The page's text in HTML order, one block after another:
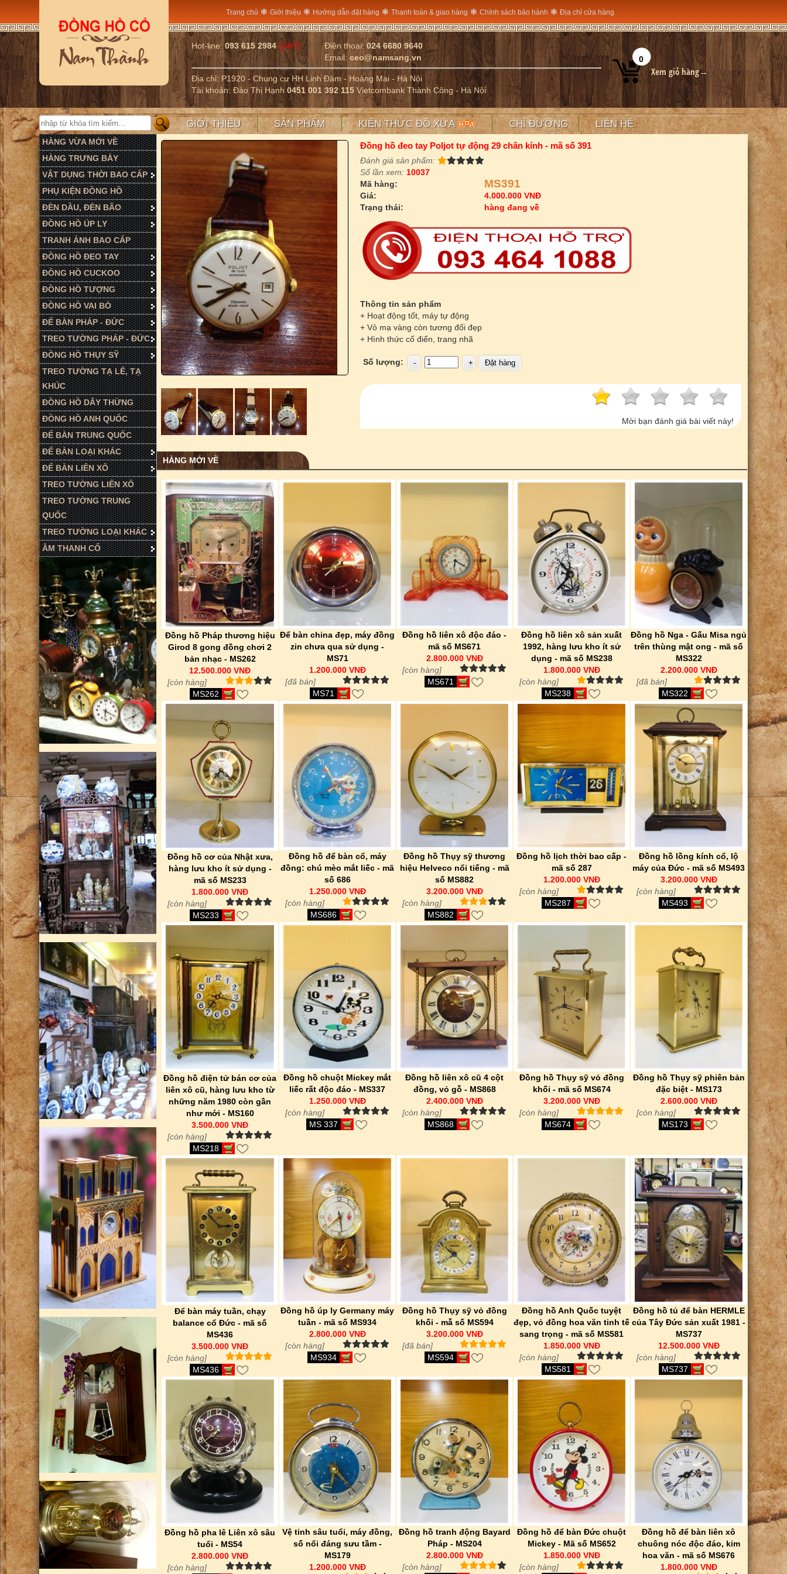
Trang chủ ❃ Giới thiệu ❃ Hướng dẫn đặt hàng ❃ Thanh toán & giao hàng ❃ Chính sách bảo hành ❃ Địa chỉ cửa hàng
0
Xem giỏ hàng→
Hot-line:093 615 2984 (24/7) Điện thoại:024 6680 9640
Email:ceo@namsang.vn
Địa chỉ: P1920 - Chung cư HH Linh Đàm - Hoàng Mai - Hà Nội
Tài khoản: Đào Thị Hạnh0451 001 392 115 Vietcombank Thành Công - Hà Nội
GIỚI THIỆU SẢN PHẨM KIẾN THỨC ĐỒ XƯA CHỈ ĐƯỜNG LIÊN HỆ
HÀNG VỪA MỚI VỀ
HÀNG TRƯNG BÀY
VẬT DỤNG THỜI BAO CẤP
PHỤ KIỆN ĐỒNG HỒ
ĐÈN DẦU, ĐÈN BÃO
ĐỒNG HỒ ÚP LY
TRANH ẢNH BAO CẤP
ĐỒNG HỒ ĐEO TAY
ĐỒNG HỒ CUCKOO
ĐỒNG HỒ TƯỢNG
ĐỒNG HỒ VAI BÒ
ĐỂ BÀN PHÁP - ĐỨC
TREO TƯỜNG PHÁP - ĐỨC
ĐỒNG HỒ THỤY SỸ
TREO TƯỜNG TẠ LÊ, TẠ
KHÚC
ĐỒNG HỒ DÂY THỪNG
ĐỒNG HỒ ANH QUỐC
ĐỂ BÀN TRUNG QUỐC
ĐỂ BÀN LOẠI KHÁC
ĐỂ BÀN LIÊN XÔ
TREO TƯỜNG LIÊN XÔ
TREO TƯỜNG TRUNG
QUỐC
TREO TƯỜNG LOẠI KHÁC
ÂM THANH CỔ
Đồng hồ đeo tay Poljot tự động 29 chân kính - mã số 391
Đánh giá sản phẩm:
Số lần xem: 10037
Mã hàng:
MS391
Giá:
4.000.000 VNĐ
Trạng thái:
hàng đang về
Thông tin sản phẩm
+ Hoạt động tốt, máy tự động
+ Vỏ mạ vàng còn tương đối đẹp
+ Hình thức cổ điển, trang nhã
Số lượng:
Mời bạn đánh giá bài viết này!
HÀNG MỚI VỀ
Đồng hồ Pháp thương hiệu
Girod 8 gong đồng chơi 2
bản nhạc - MS262
12.500.000 VNĐ
[còn hàng]
MS262
Để bàn china đẹp, máy đồng
zin chưa qua sử dụng -
MS71
1.200.000 VNĐ
[đã bán]
MS71
Đồng hồ liên xô độc đáo -
mã số MS671
2.800.000 VNĐ
[còn hàng]
MS671
Đồng hồ liên xô sản xuất
1992, hàng lưu kho ít sử
dụng - mã số MS238
1.800.000 VNĐ
[còn hàng]
MS238
Đồng hồ Nga - Gấu Misa ngủ
trên thùng mật ong - mã số
MS322
2.200.000 VNĐ
[đã bán]
MS322
Đồng hồ cơ của Nhật xưa,
hàng lưu kho ít sử dụng -
mã số MS233
1.800.000 VNĐ
[còn hàng]
MS233
Đồng hồ để bàn cổ, máy
đồng: chú mèo mắt liếc - mã
số 686
1.250.000 VNĐ
[còn hàng]
MS686
Đồng hồ Thụy sỹ thương
hiệu Helveco nổi tiếng - mã
số MS882
3.200.000 VNĐ
[còn hàng]
MS882
Đồng hồ lịch thời bao cấp -
mã số 287
1.200.000 VNĐ
[còn hàng]
MS287
Đồng hồ lồng kính cổ, lộ
máy của Đức - mã số MS493
3.200.000 VNĐ
[còn hàng]
MS493
Đồng hồ điện tử bán cơ của
liên xô cũ, hàng lưu kho từ
những năm 1980 còn gần
như mới - MS160
3.500.000 VNĐ
[còn hàng]
MS218
Đồng hồ chuột Mickey mắt
liếc rất độc đáo - MS337
1.250.000 VNĐ
[còn hàng]
MS 337
Đồng hồ liên xô cũ 4 cột
đồng, vỏ gỗ - MS868
2.400.000 VNĐ
[còn hàng]
MS868
Đồng hồ Thụy sỹ vỏ đồng
khối - mã số MS674
3.200.000 VNĐ
[còn hàng]
MS674
Đồng hồ Thụy sỹ phiên bản
đặc biệt - MS173
2.600.000 VNĐ
[còn hàng]
MS173
Để bàn máy tuần, chạy
balance cổ Đức - mã số
MS436
3.500.000 VNĐ
[còn hàng]
MS436
Đồng hồ úp ly Germany máy
tuần - mã số MS934
2.800.000 VNĐ
[còn hàng]
MS934
Đồng hồ Thụy sỹ vỏ đồng
khối - mẫ số MS594
3.200.000 VNĐ
[đã bán]
MS594
Đồng hồ Anh Quốc tuyệt
đẹp, vỏ đồng hoa văn tinh tế
sang trọng - mã số MS581
1.850.000 VNĐ
[còn hàng]
MS581
Đồng hồ tủ để bàn HERMLE
của Tây Đức sản xuất 1981 -
MS737
12.500.000 VNĐ
[còn hàng]
MS737
Đồng hồ pha lê Liên xô sâu
tuổi - MS54
2.800.000 VNĐ
[còn hàng]
Vệ tinh sâu tuổi, máy đồng,
số nổi đáng sưu tầm -
MS179
1.200.000 VNĐ
Đồng hồ tranh động Bayard
Pháp - MS204
2.800.000 VNĐ
[còn hàng]
Đồng hồ để bàn Đức chuột
Mickey - Mã số MS652
1.850.000 VNĐ
[còn hàng]
Đồng hồ để bàn liên xô
chuông nóc độc đáo, kim
hoa văn - mã số MS676
1.800.000 VNĐ